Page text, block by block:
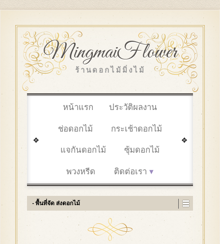
MingmaiFlower
ร้านดอกไม้มิ่งไม้
หน้าแรก
ประวัติผลงาน
ช่อดอกไม้
กระเช้าดอกไม้
แจกันดอกไม้
ซุ้มดอกไม้
พวงหรีด
ติดต่อเรา
- พื้นที่จัด ส่งดอกไม้